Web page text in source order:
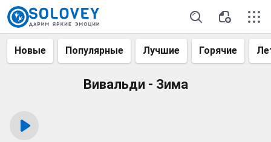
Новые Популярные Лучшие Горячие
Вивальди - Зима